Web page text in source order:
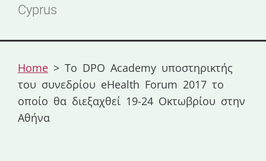
Cyprus
Home > Το DPO Academy υποστηρικτής
του συνεδρίου eHealth Forum 2017 το
οποίο θα διεξαχθεί 19-24 Οκτωβρίου στην
Αθήνα